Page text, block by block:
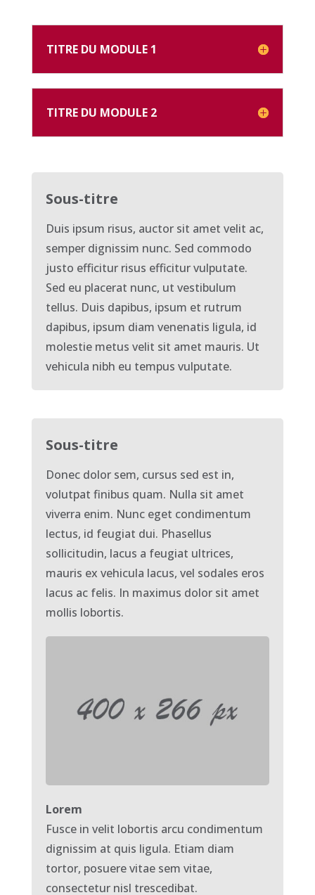
TITRE DU MODULE 1
TITRE DU MODULE 2
Sous-titre
Duis ipsum risus, auctor sit amet velit ac,
semper dignissim nunc. Sed commodo
justo efficitur risus efficitur vulputate.
Sed eu placerat nunc, ut vestibulum
tellus. Duis dapibus, ipsum et rutrum
dapibus, ipsum diam venenatis ligula, id
molestie metus velit sit amet mauris. Ut
vehicula nibh eu tempus vulputate.
Sous-titre
Donec dolor sem, cursus sed est in,
volutpat finibus quam. Nulla sit amet
viverra enim. Nunc eget condimentum
lectus, id feugiat dui. Phasellus
sollicitudin, lacus a feugiat ultrices,
mauris ex vehicula lacus, vel sodales eros
lacus ac felis. In maximus dolor sit amet
mollis lobortis.
Lorem
Fusce in velit lobortis arcu condimentum
dignissim at quis ligula. Etiam diam
tortor, posuere vitae sem vitae,
consectetur nisl trescedibat.